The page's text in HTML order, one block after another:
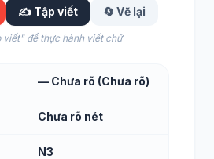
✍️ Tập viết 🔄 Vẽ lại
viết" để thực hành viết chữ
— Chưa rõ (Chưa rõ)
Chưa rõ nét
N3